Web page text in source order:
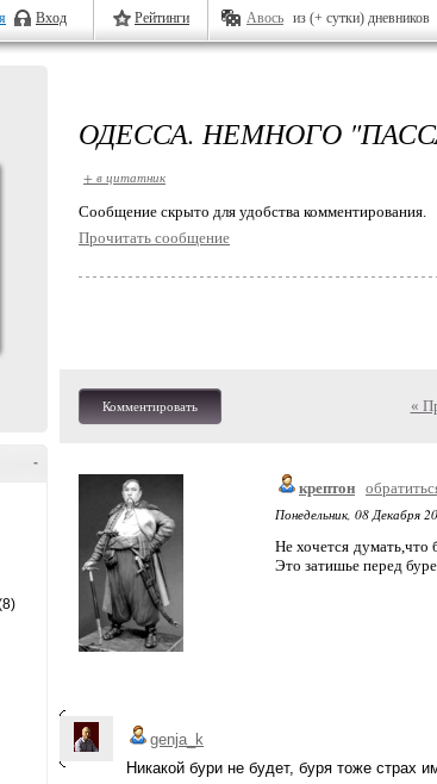
Вход Рейтинги Авось из (+ сутки) дневников
-
ОДЕССА. НЕМНОГО
+ в цитатник
Cообщение скрыто для удобства комментирования.
Прочитать сообщение
Комментировать «
крептон
Понедельник, 08 Декабря
Не хочется думать,что
Это затишье перед
genja_k
Никакой бури не будет, буря тоже страх